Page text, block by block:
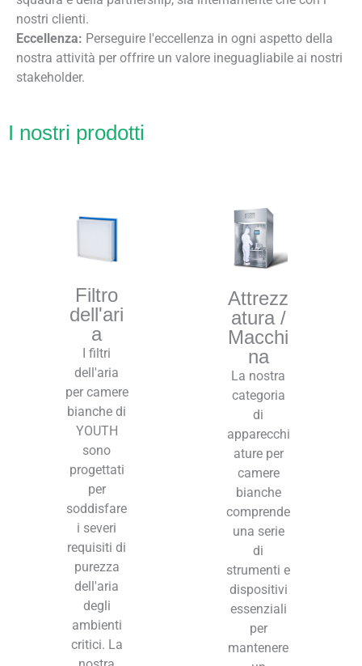
nostri clienti.
Eccellenza: Perseguire l'eccellenza in ogni aspetto della
nostra attività per offrire un valore ineguagliabile ai nostri
stakeholder.
I nostri prodotti
Filtro
dell'ari
a
I filtri
dell'aria
per camere
bianche di
YOUTH
sono
progettati
per
soddisfare
i severi
requisiti di
purezza
dell'aria
degli
ambienti
critici. La
Attrezz
atura /
Macchi
na
La nostra
categoria
di
apparecchi
ature per
camere
bianche
comprende
una serie
di
strumenti e
dispositivi
essenziali
per
mantenere